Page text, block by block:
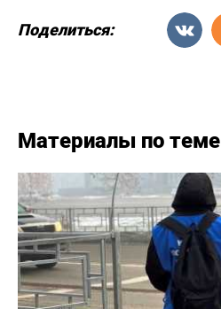
Поделиться:
Материалы по теме